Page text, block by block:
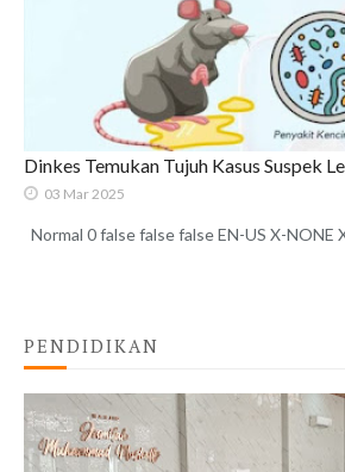
Dinkes Temukan Tujuh Kasus Suspek
03 Mar 2025
Normal 0 false false false EN-US X-NONE
PENDIDIKAN